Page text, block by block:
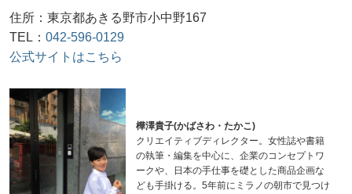
住所：東京都あきる野市小中野167
TEL：042-596-0129
公式サイトはこちら
樺澤貴子(かばさわ・たかこ)
クリエイティブディレクター。女性誌や書籍
の執筆・編集を中心に、企業のコンセプトワ
ークや、日本の手仕事を礎とした商品企画な
ども手掛ける。5年前にミラノの朝市で見つけ